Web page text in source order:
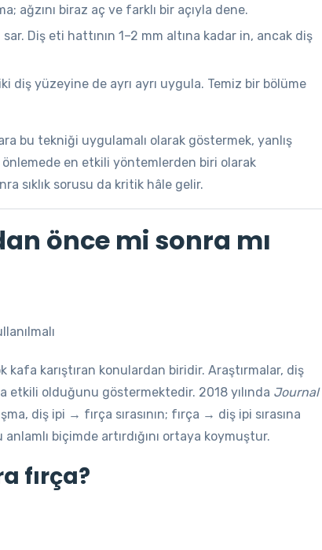
ağzını biraz aç ve farklı bir açıyla dene.
Diş eti hattının 1–2 mm altına kadar in, ancak diş
diş yüzeyine de ayrı ayrı uygula. Temiz bir bölüme
bu tekniği uygulamalı olarak göstermek, yanlış
en etkili yöntemlerden biri olarak
sıklık sorusu da kritik hâle gelir.
önce mi sonra mı
kafa karıştıran konulardan biridir. Araştırmalar, diş
etkili olduğunu göstermektedir. 2018 yılında Journal
diş ipi → fırça sırasının; fırça → diş ipi sırasına
biçimde artırdığını ortaya koymuştur.
fırça?